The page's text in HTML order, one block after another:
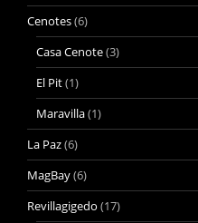
Cenotes(6)
Casa Cenote(3)
El Pit(1)
Maravilla(1)
La Paz(6)
MagBay(6)
Revillagigedo (17)